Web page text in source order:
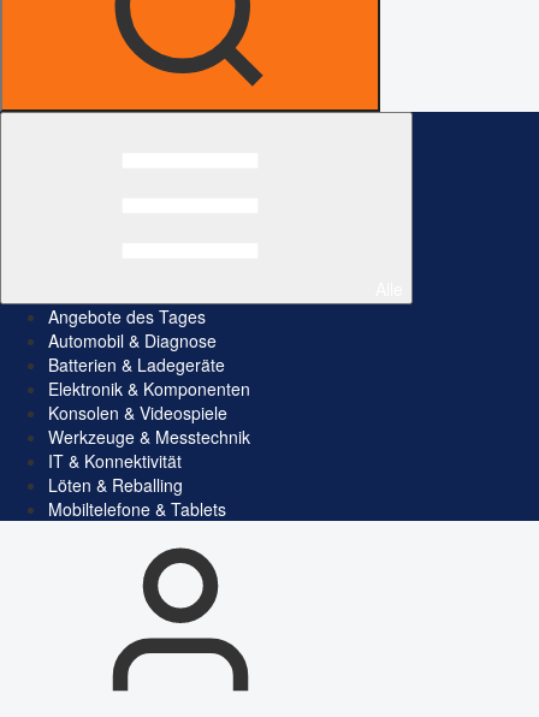
Angebote des Tages
Automobil & Diagnose
Batterien & Ladegeräte
Elektronik & Komponenten
Konsolen & Videospiele
Werkzeuge & Messtechnik
IT & Konnektivität
Löten & Reballing
Mobiltelefone & Tablets